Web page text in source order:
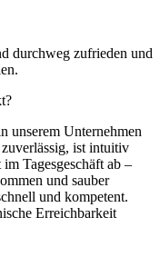
durchweg zufrieden und
unserem Unternehmen
ist intuitiv
Tagesgeschäft ab –
und sauber
und kompetent.
Erreichbarkeit